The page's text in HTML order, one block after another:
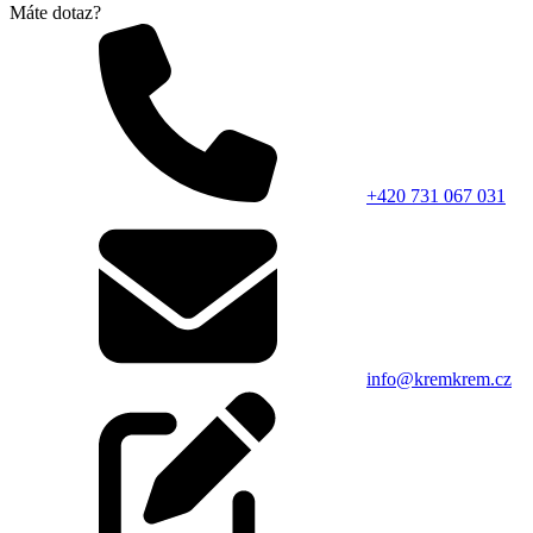
Máte dotaz?
+420 731 067 031
info@kremkrem.cz